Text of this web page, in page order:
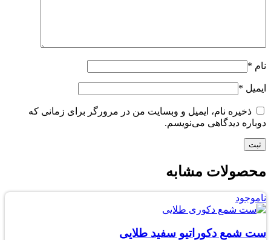
نام *
ایمیل *
ذخیره نام، ایمیل و وبسایت من در مرورگر برای زمانی که
دوباره دیدگاهی می‌نویسم.
محصولات مشابه
ناموجود
ست شمع دکوراتیو سفید طلایی